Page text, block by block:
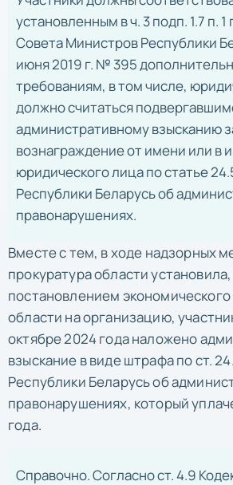
установленным в ч. 3 подп. 1.7 п.
Совета Министров Республики
июня 2019 г. № 395
требованиям, в том числе,
должно считаться
административному взысканию
вознаграждение от имени или в
юридического лица по статье
Республики Беларусь об
правонарушениях.
Вместе с тем, в ходе надзорных
прокуратура области
постановлением
области на организацию,
октябре 2024 года наложено
взыскание в виде штрафа по ст.
Республики Беларусь об
правонарушениях, который
года.
Справочно. Согласно ст. 4.9